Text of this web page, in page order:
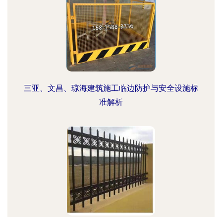
三亚、文昌、琼海建筑施工临边防护与安全设施标
准解析